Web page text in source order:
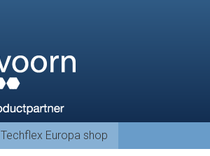
Techflex Europa shop